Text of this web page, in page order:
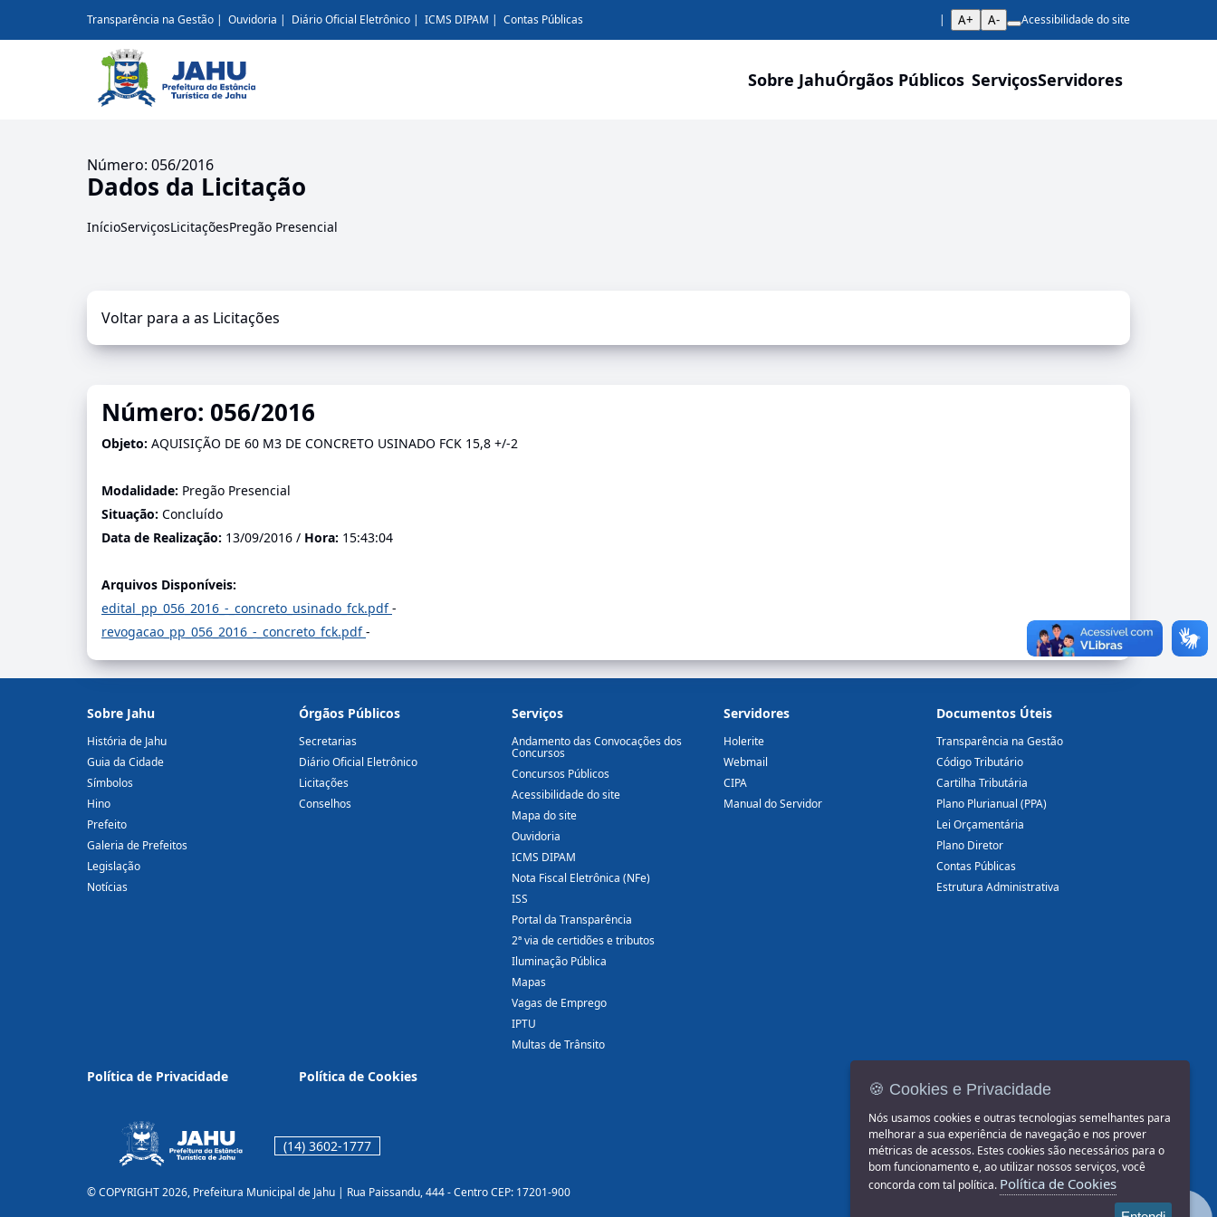
Transparência na Gestão Ouvidoria Diário Oficial Eletrônico ICMS DIPAM Contas Públicas A+ A- Acessibilidade do site
Sobre JahuÓrgãos Públicos ServiçosServidores
Número: 056/2016
Dados da Licitação
InícioServiçosLicitaçõesPregão Presencial
Voltar para a as Licitações
Número: 056/2016
Objeto: AQUISIÇÃO DE 60 M3 DE CONCRETO USINADO FCK 15,8 +/-2
Modalidade: Pregão Presencial
Situação: Concluído
Data de Realização: 13/09/2016 / Hora: 15:43:04
Arquivos Disponíveis:
edital_pp_056_2016_-_concreto_usinado_fck.pdf-
revogacao_pp_056_2016_-_concreto_fck.pdf-
Sobre Jahu
História de Jahu
Guia da Cidade
Símbolos
Hino
Prefeito
Galeria de Prefeitos
Legislação
Notícias
Órgãos Públicos
Secretarias
Diário Oficial Eletrônico
Licitações
Conselhos
Serviços
Andamento das Convocações dos
Concursos
Concursos Públicos
Acessibilidade do site
Mapa do site
Ouvidoria
ICMS DIPAM
Nota Fiscal Eletrônica (NFe)
ISS
Portal da Transparência
2ª via de certidões e tributos
Iluminação Pública
Mapas
Vagas de Emprego
IPTU
Multas de Trânsito
Servidores
Holerite
Webmail
CIPA
Manual do Servidor
Documentos Úteis
Transparência na Gestão
Código Tributário
Cartilha Tributária
Plano Plurianual (PPA)
Lei Orçamentária
Plano Diretor
Contas Públicas
Estrutura Administrativa
Política de Privacidade Política de Cookies
(14) 3602-1777
© COPYRIGHT 2026, Prefeitura Municipal de Jahu | Rua Paissandu, 444 - Centro CEP: 17201-900
🍪 Cookies e Privacidade
Nós usamos cookies e outras tecnologias semelhantes para
melhorar a sua experiência de navegação e nos prover
métricas de acessos. Estes cookies são necessários para o
bom funcionamento e, ao utilizar nossos serviços, você
concorda com tal política. Política de Cookies